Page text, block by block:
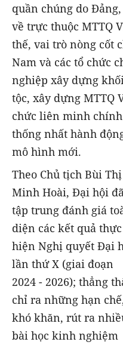
quần chúng do
về trực thuộc MTTQ
thế, vai trò nòng cốt
Nam và các tổ chức
nghiệp xây dựng
tộc, xây dựng MTTQ
chức liên minh
thống nhất hành
mô hình mới.
Theo Chủ tịch Bùi Thị
Minh Hoài, Đại hội
tập trung đánh giá
diện các kết quả thực
hiện Nghị quyết Đại
lần thứ X (giai đoạn
2024 - 2026); thẳng
chỉ ra những hạn
khó khăn, rút ra
bài học kinh nghiệm